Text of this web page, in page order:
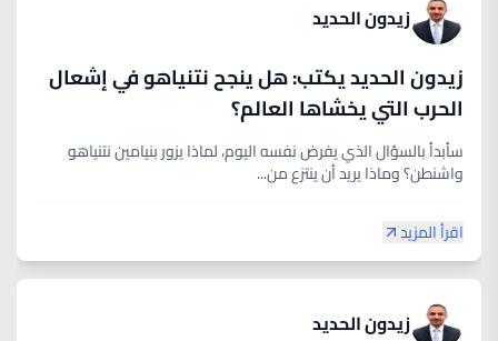
زيدون الحديد
زيدون الحديد يكتب: هل ينجح نتنياهو في إشعال
الحرب التي يخشاها العالم؟
سأبدأ بالسؤال الذي يفرض نفسه اليوم، لماذا يزور بنيامين نتنياهو
واشنطن؟ وماذا يريد أن ينتزع من...
اقرأ المزيد
زيدون الحديد